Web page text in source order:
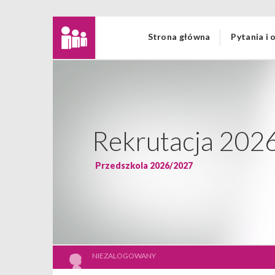
Strona główna Pytania i
Rekrutacja
Przedszkola 2026/2027
NIEZALOGOWANY